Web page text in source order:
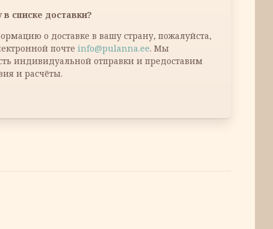
списке доставки?
о доставке в вашу страну, пожалуйста,
почте info@pulanna.ee. Мы
индивидуальной отправки и предоставим
и расчёты.